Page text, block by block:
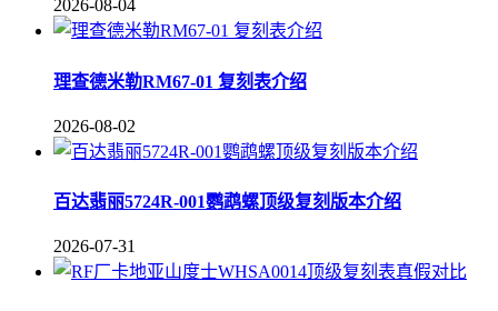
2026-08-04
理查德米勒RM67-01 复刻表介绍
2026-08-02
百达翡丽5724R-001鹦鹉螺顶级复刻版本介绍
2026-07-31